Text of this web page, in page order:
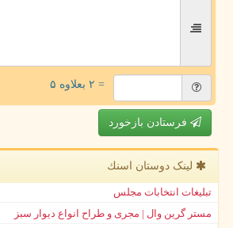
= ۲ بعلاوه ۵
فرستادن بازخورد
لینک دوستان اسنك
تبلیغات انتخابات مجلس
مستر گرین وال | مجری و طراح انواع دیوار سبز